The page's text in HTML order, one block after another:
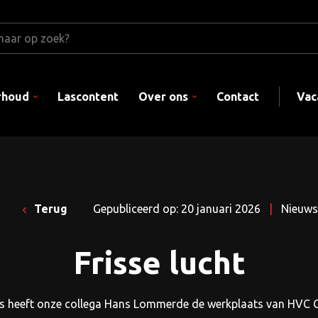
Lascontent Over ons Contact
Terug Gepubliceerd op: 20 januari 2026 Nieuws
Frisse lucht
heeft onze collega Hans Lommerde de werkplaats van HVC